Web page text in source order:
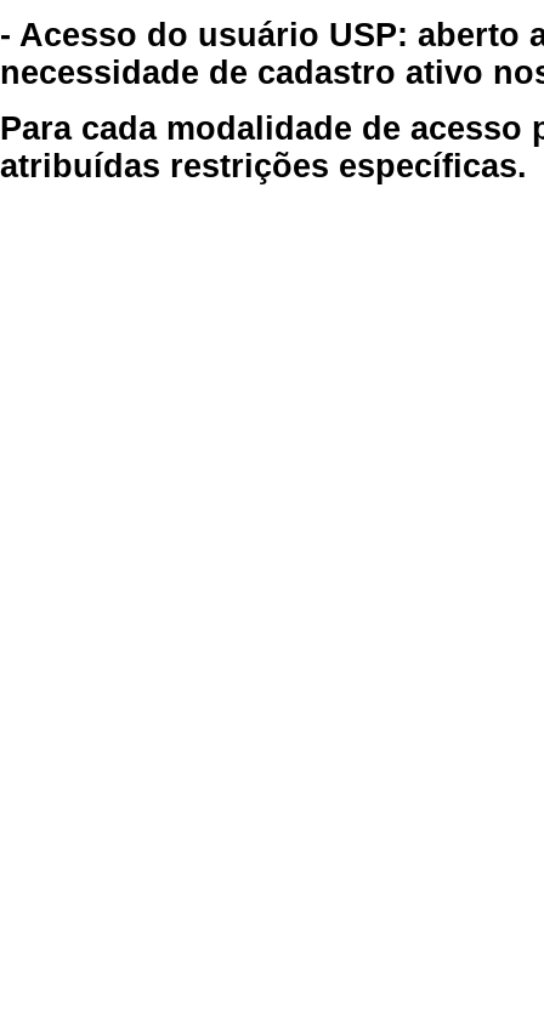
- Acesso do usuário USP: aberto
necessidade de cadastro ativo
Para cada modalidade de
atribuídas restrições específicas.